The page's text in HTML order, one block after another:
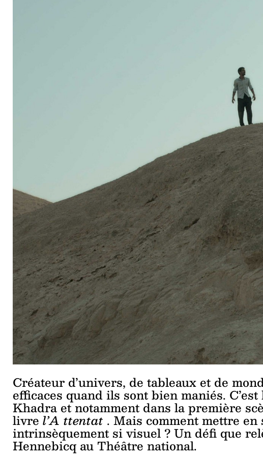
Créateur d’univers, de tableaux et de
efficaces quand ils sont bien maniés.
Khadra et notamment dans la première
livre l’A ttentat . Mais comment mettre
intrinsèquement si visuel ? Un défi que
Hennebicq au Théâtre national.